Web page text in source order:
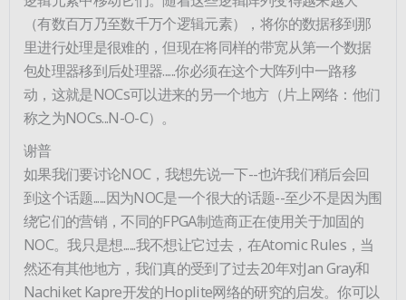
（有数百万乃至数千万个逻辑元素），将你的数据移到那
里进行处理是很难的，但现在将同样的带宽从第一个数据
包处理器移到后处理器......你必须在这个大阵列中一路移
动，这就是NOCs可以进来的另一个地方（片上网络：他们
称之为NOCs...N-O-C）。
谢普
如果我们要讨论NOC，我想先说一下--也许我们稍后会回
到这个话题......因为NOC是一个很大的话题--至少不是因为围
绕它们的营销，不同的FPGA制造商正在使用关于加固的
NOC。我只是想......我不想让它过去，在Atomic Rules，当
然还有其他地方，我们真的受到了过去20年对Jan Gray和
Nachiket Kapre开发的Hoplite网络的研究的启发。你可以